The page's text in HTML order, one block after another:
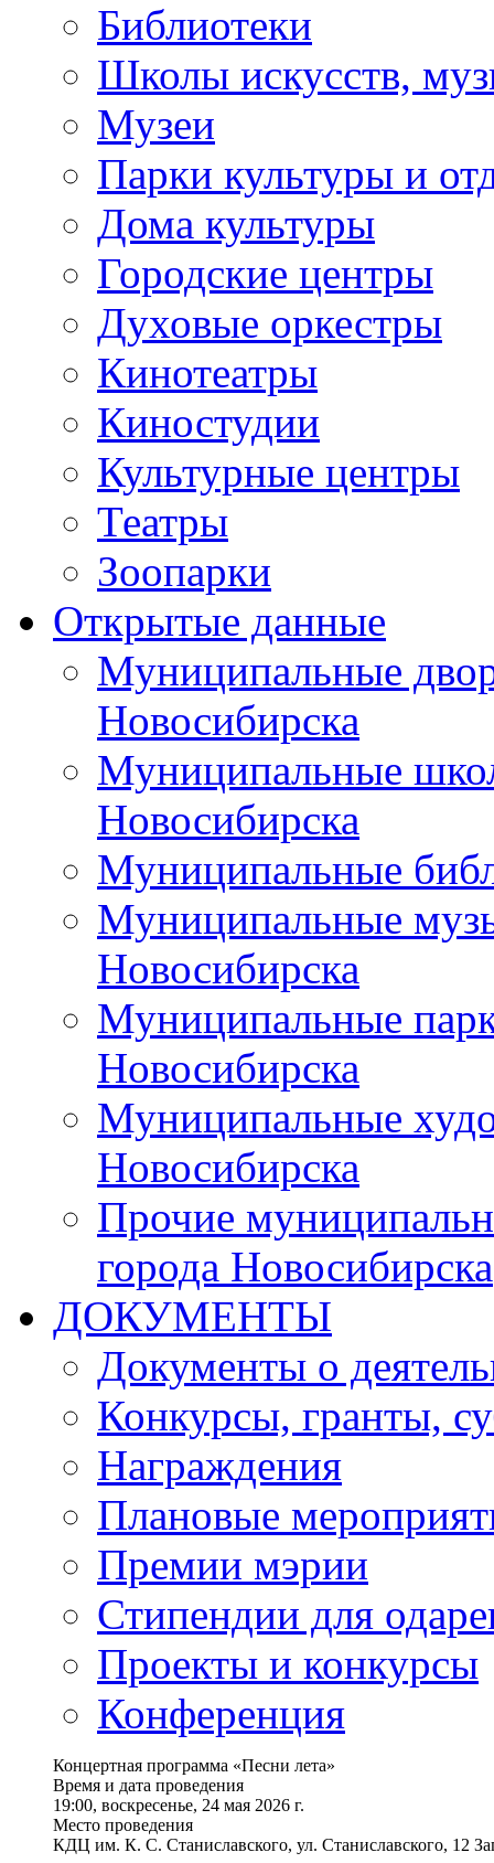
Библиотеки
Школы искусств,
Музеи
Парки культуры и
Дома культуры
Городские центры
Духовые оркестры
Кинотеатры
Киностудии
Культурные центры
Театры
Зоопарки
Открытые данные
Муниципальные
Новосибирска
Муниципальные
Новосибирска
Муниципальные
Муниципальные
Новосибирска
Муниципальные
Новосибирска
Муниципальные
Новосибирска
Прочие
города Новосибирска
ДОКУМЕНТЫ
Документы о
Конкурсы, гранты,
Награждения
Плановые
Премии мэрии
Стипендии для
Проекты и конкурсы
Конференция
Концертная программа «Песни лета»
Время и дата проведения
19:00, воскресенье, 24 мая 2026 г.
Место проведения
КДЦ им. К. С. Станиславского, ул. Станиславского, 12